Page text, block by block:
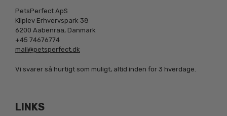
PetsPerfect ApS
Kliplev Erhvervspark 38
6200 Aabenraa, Danmark
+45 74676774
mail@petsperfect.dk
Vi svarer så hurtigt som muligt, altid inden for 3 hverdage.
LINKS